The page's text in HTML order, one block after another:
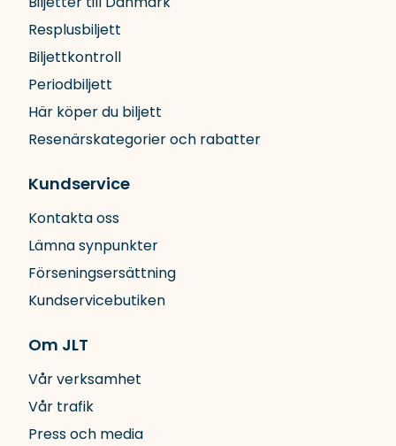
Resplusbiljett
Biljettkontroll
Periodbiljett
Här köper du biljett
Resenärskategorier och rabatter
Kundservice
Kontakta oss
Lämna synpunkter
Förseningsersättning
Kundservicebutiken
Om JLT
Vår verksamhet
Vår trafik
Press och media